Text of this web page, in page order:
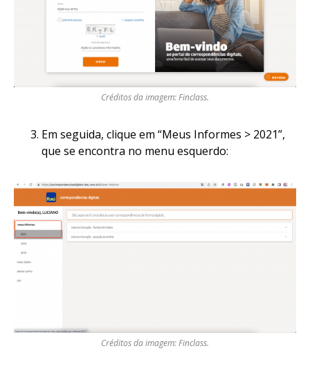
Créditos da imagem: Finclass.
Em seguida, clique em “Meus Informes > 2021”,
que se encontra no menu esquerdo:
Créditos da imagem: Finclass.